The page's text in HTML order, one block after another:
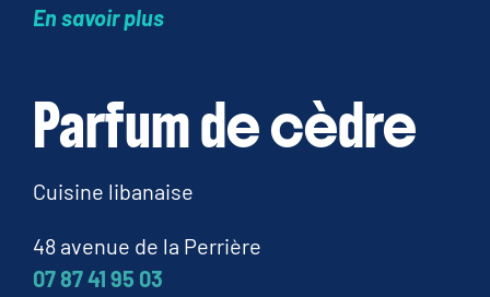
En savoir plus
Parfum de cèdre
Cuisine libanaise
48 avenue de la Perrière
07 87 41 95 03